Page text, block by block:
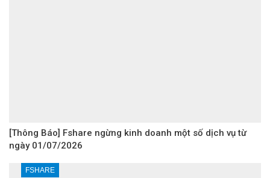
[Thông Báo] Fshare ngừng kinh doanh một số dịch vụ từ
ngày 01/07/2026
FSHARE